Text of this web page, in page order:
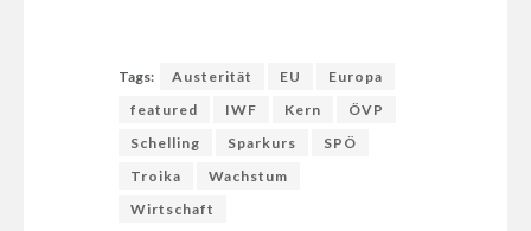
Tags: Austerität EU
Europa
featured
IWF Kern
ÖVP
Schelling
Sparkurs
SPÖ
Troika
Wachstum
Wirtschaft